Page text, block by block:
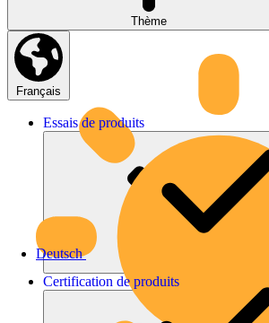
Thème
Français
Deutsch
Essais de produits
Certification de produits